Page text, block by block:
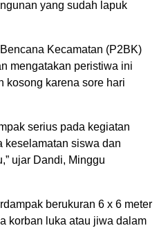
yang sudah lapuk
Kecamatan (P2BK)
mengatakan peristiwa ini
kosong karena sore hari
serius pada kegiatan
keselamatan siswa dan
ujar Dandi, Minggu
berukuran 6 x 6 meter
korban luka atau jiwa dalam